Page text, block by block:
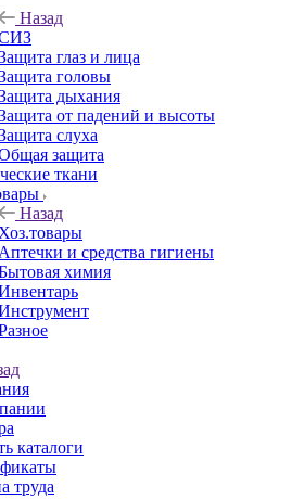
Назад
глаз и лица
головы
дыхания
от падений и высоты
слуха
защита
ткани
Назад
Хоз.товары
Аптечки и средства гигиены
химия
каталоги
труда